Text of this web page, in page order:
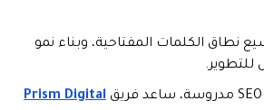
نطاق الكلمات المفتاحية، وبناء نمو
Prism Digital